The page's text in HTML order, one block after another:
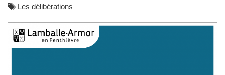
Les délibérations